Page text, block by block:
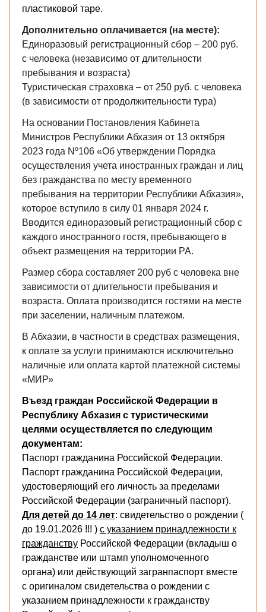
пластиковой таре.
​Дополнительно оплачивается (на месте):
Единоразовый регистрационный сбор – 200 руб.
с человека (независимо от длительности
пребывания и возраста)
Туристическая страховка – от 250 руб. с человека
(в зависимости от продолжительности тура)
На основании Постановления Кабинета
Министров Республики Абхазия от 13 октября
2023 года Nº106 «Об утверждении Порядка
осуществления учета иностранных граждан и лиц
без гражданства по месту временного
пребывания на территории Республики Абхазия»,
которое вступило в силу 01 января 2024 г.
Вводится единоразовый регистрационный сбор с
каждого иностранного гостя, пребывающего в
объект размещения на территории РА.
Размер сбора составляет 200 руб с человека вне
зависимости от длительности пребывания и
возраста. Оплата производится гостями на месте
при заселении, наличным платежом.
В Абхазии, в частности в средствах размещения,
к оплате за услуги принимаются исключительно
наличные или оплата картой платежной системы
«МИР»
Въезд граждан Российской Федерации в
Республику Абхазия с туристическими
целями осуществляется по следующим
документам:
Паспорт гражданина Российской Федерации.
Паспорт гражданина Российской Федерации,
удостоверяющий его личность за пределами
Российской Федерации (заграничный паспорт).
Для детей до 14 лет: свидетельство о рождении (
до 19.01.2026 !!! ) с указанием принадлежности к
гражданству Российской Федерации (вкладыш о
гражданстве или штамп уполномоченного
органа) или действующий загранпаспорт вместе
с оригиналом свидетельства о рождении с
указанием принадлежности к гражданству